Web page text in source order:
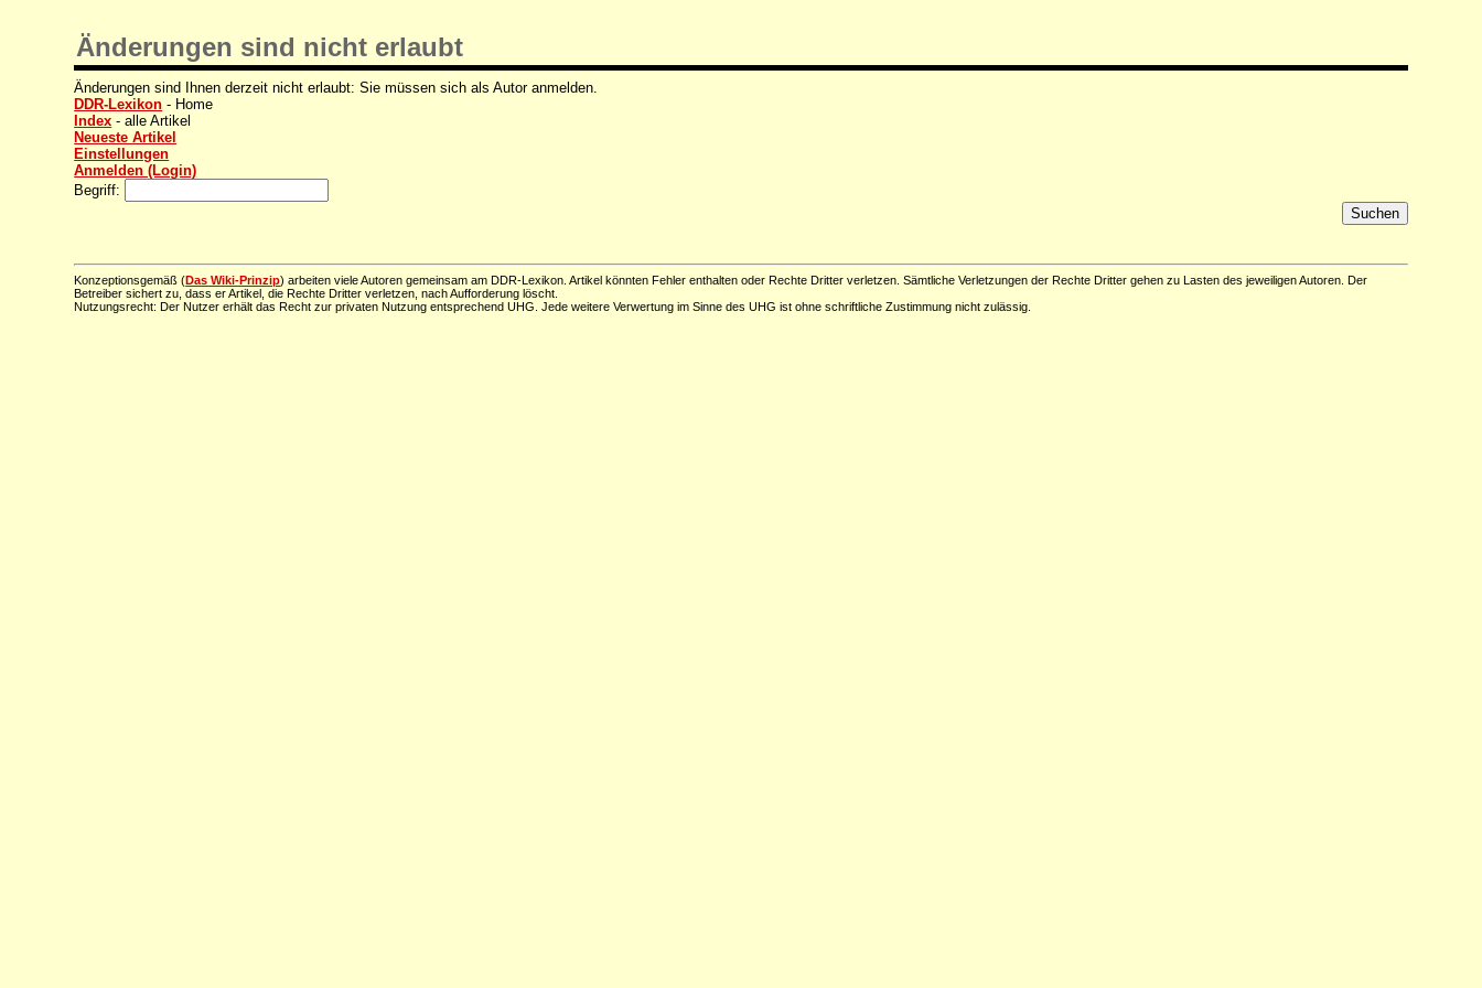
Änderungen sind nicht erlaubt
Änderungen sind Ihnen derzeit nicht erlaubt: Sie müssen sich als Autor anmelden.
DDR-Lexikon - Home
Index - alle Artikel
Neueste Artikel
Einstellungen
Anmelden (Login)
Begriff:
Konzeptionsgemäß (Das Wiki-Prinzip) arbeiten viele Autoren gemeinsam am DDR-Lexikon. Artikel könnten Fehler enthalten oder Rechte Dritter verletzen. Sämtliche Verletzungen der Rechte Dritter gehen zu Lasten des jeweiligen Autoren. Der
Betreiber sichert zu, dass er Artikel, die Rechte Dritter verletzen, nach Aufforderung löscht.
Nutzungsrecht: Der Nutzer erhält das Recht zur privaten Nutzung entsprechend UHG. Jede weitere Verwertung im Sinne des UHG ist ohne schriftliche Zustimmung nicht zulässig.